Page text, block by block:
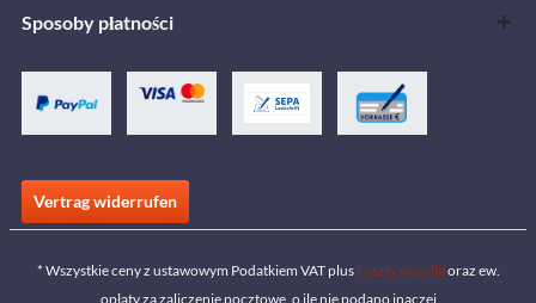
Sposoby płatności
Vertrag widerrufen
* Wszystkie ceny z ustawowym Podatkiem VAT plus koszty wysyłki oraz ew.
opłaty za zaliczenie pocztowe, o ile nie podano inaczej